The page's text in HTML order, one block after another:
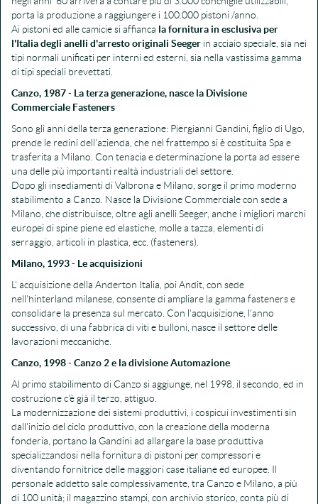
porta la produzione a raggiungere i 100.000 pistoni /anno.
Ai pistoni ed alle camicie si affianca la fornitura in esclusiva per
l'Italia degli anelli d'arresto originali Seeger in acciaio speciale, sia nei
tipi normali unificati per interni ed esterni, sia nella vastissima gamma
di tipi speciali brevettati.
Canzo, 1987- La terza generazione, nasce la Divisione
Commerciale Fasteners
Sono gli anni della terza generazione: Piergianni Gandini, figlio di Ugo,
prende le redini dell'azienda, che nel frattempo si è costituita Spa e
trasferita a Milano. Con tenacia e determinazione la porta ad essere
una delle più importanti realtà industriali del settore.
Dopo gli insediamenti di Valbrona e Milano, sorge il primo moderno
stabilimento a Canzo. Nasce la Divisione Commerciale con sede a
Milano, che distribuisce, oltre agli anelli Seeger, anche i migliori marchi
europei di spine piene ed elastiche, molle a tazza, elementi di
serraggio, articoli in plastica, ecc. (fasteners).
Milano, 1993- Le acquisizioni
L' acquisizione della Anderton Italia, poi Andit, con sede
nell'hinterland milanese, consente di ampliare la gamma fasteners e
consolidare la presenza sul mercato. Con l'acquisizione, l'anno
successivo, di una fabbrica di viti e bulloni, nasce il settore delle
lavorazioni meccaniche.
Canzo, 1998- Canzo 2 e la divisione Automazione
Al primo stabilimento di Canzo si aggiunge, nel 1998, il secondo, ed in
costruzione c'è già il terzo, attiguo.
La modernizzazione dei sistemi produttivi, i cospicui investimenti sin
dall'inizio del ciclo produttivo, con la creazione della moderna
fonderia, portano la Gandini ad allargare la base produttiva
specializzandosi nella fornitura di pistoni per compressori e
diventando fornitrice delle maggiori case italiane ed europee. Il
personale addetto sale complessivamente, tra Canzo e Milano, a più
di 100 unità; il magazzino stampi, con archivio storico, conta più di